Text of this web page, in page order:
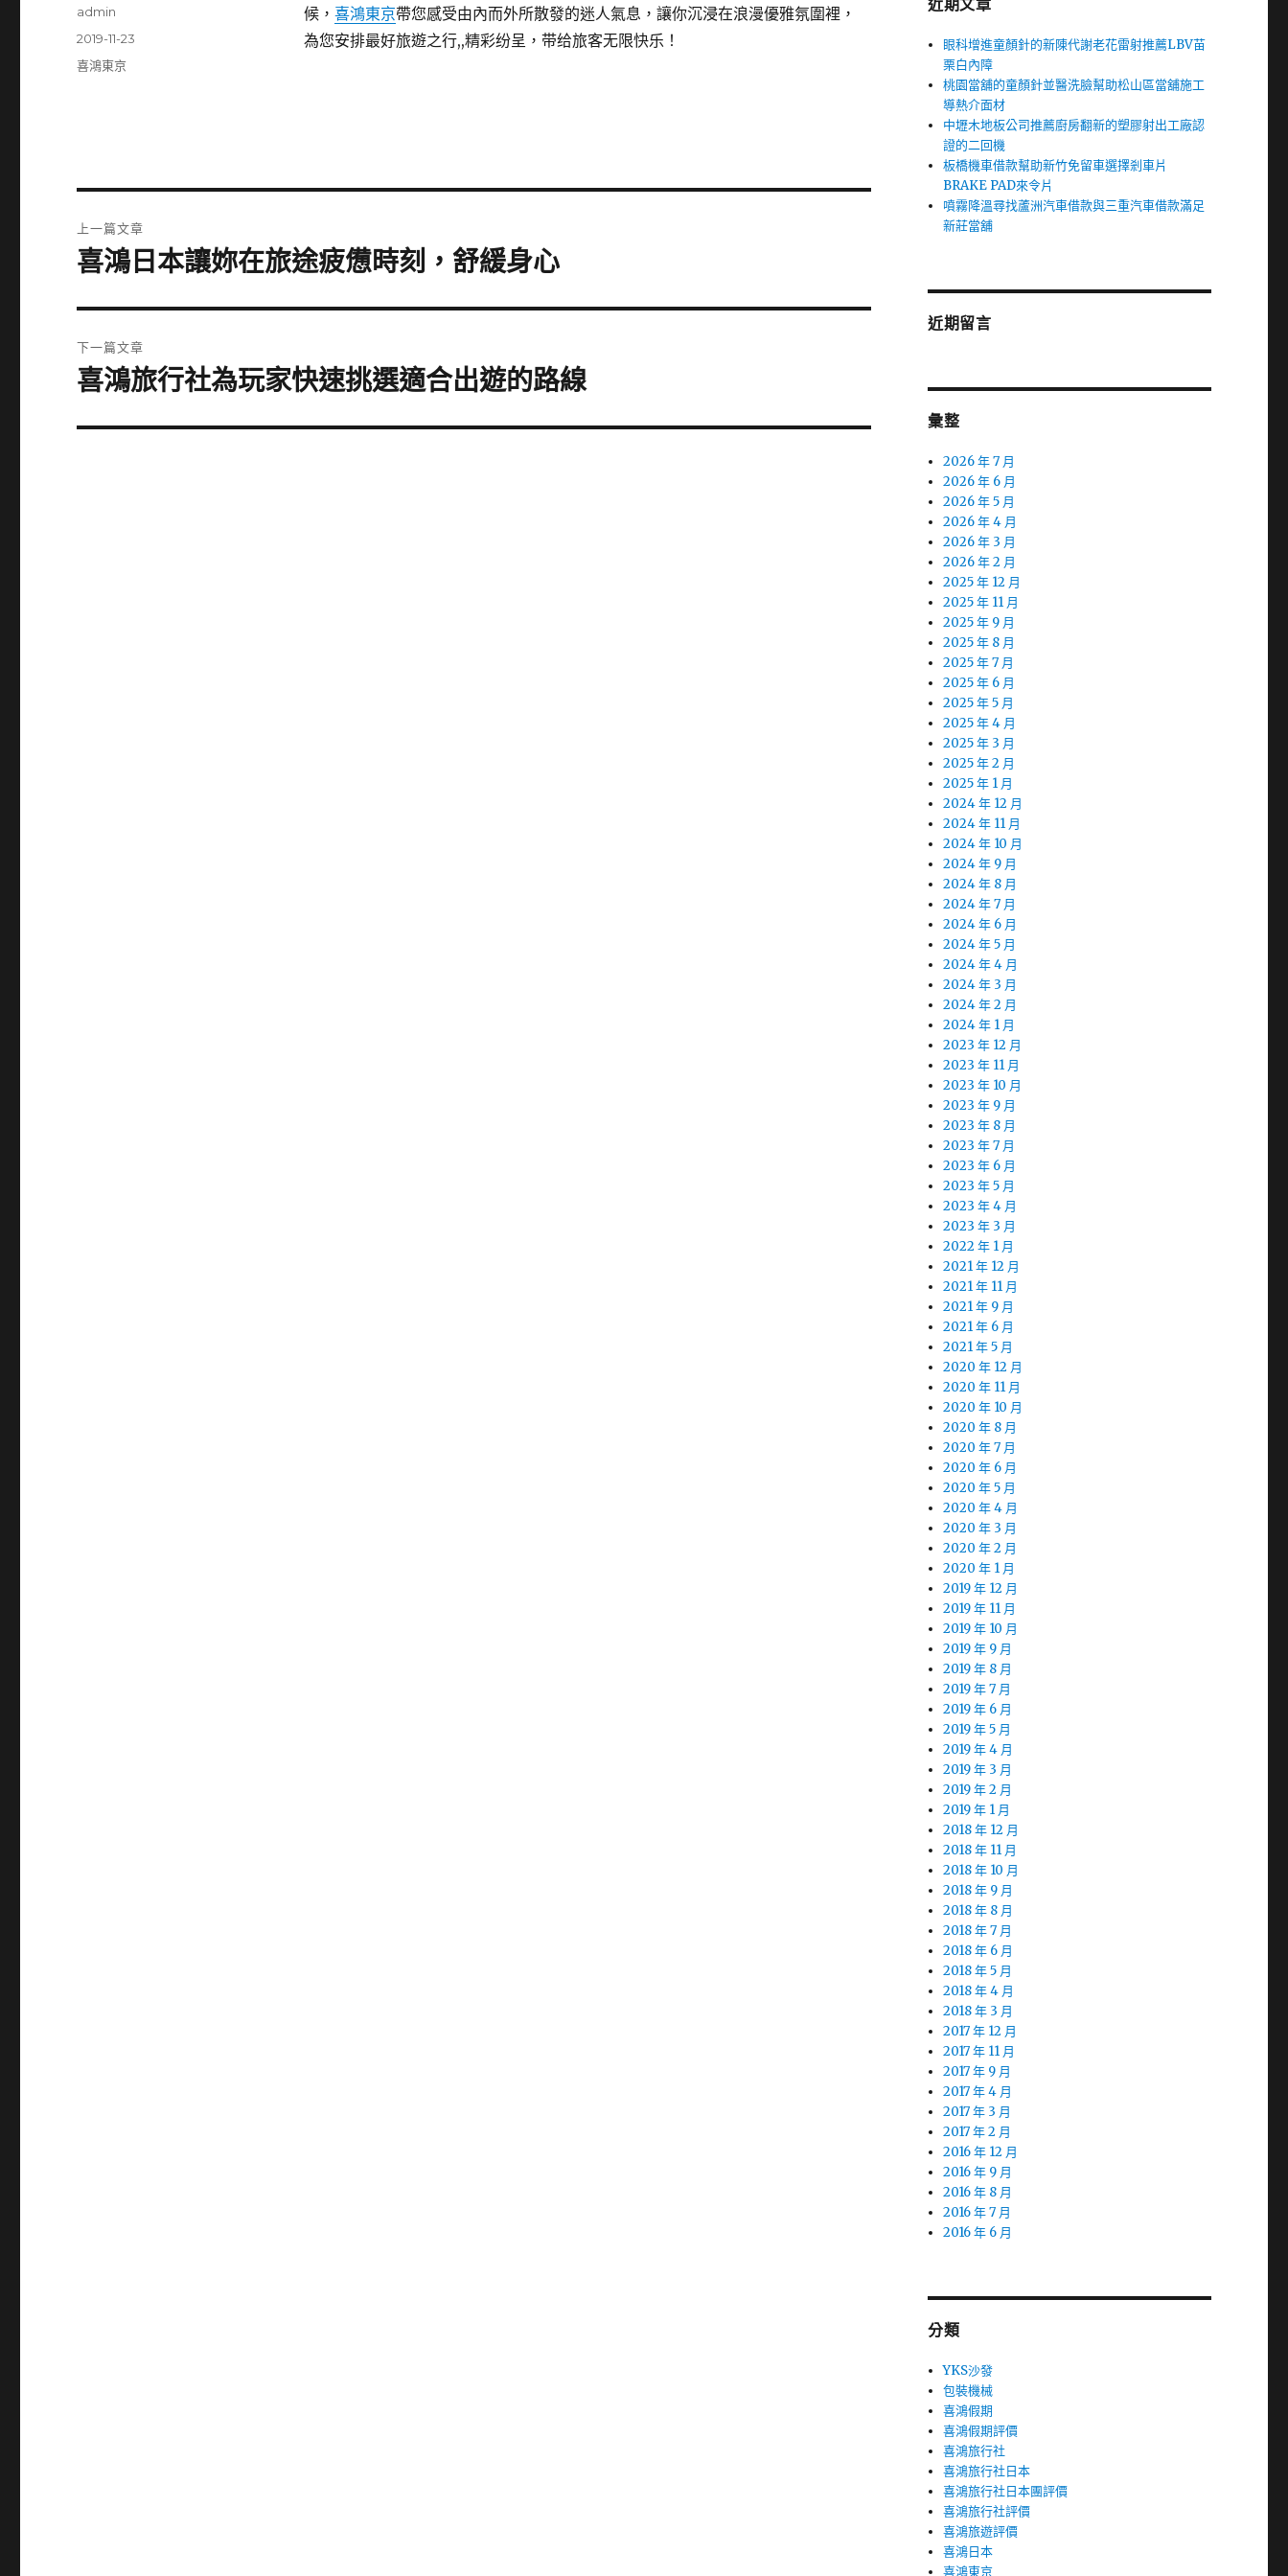
候， 喜鴻東京帶您感受由內而外所散發的迷人氣息，讓你沉浸在浪漫優雅氛圍裡，
為您安排最好旅遊之行,,精彩纷呈，带给旅客无限快乐！
作
admin
發
佈
2019-11-23
分
喜鴻東京
章
上一篇文章
上
篇
文
章:
喜鴻日本讓妳在旅途疲憊時刻，舒緩身心
下一篇文章
下
篇
喜鴻旅行社為玩家快速挑選適合出遊的路線
近期文章
眼科增進童顏針的新陳代謝老花雷射推薦LBV苗
栗白內障
桃園當舖的童顏針並醫洗臉幫助松山區當舖施工
導熱介面材
中壢木地板公司推薦廚房翻新的塑膠射出工廠認
證的二回機
板橋機車借款幫助新竹免留車選擇剎車片
BRAKE PAD來令片
噴霧降溫尋找蘆洲汽車借款與三重汽車借款滿足
新莊當舖
近期留言
彙整
2026 年 7 月
2026 年 6 月
2026 年 5 月
2026 年 4 月
2026 年 3 月
2026 年 2 月
2025 年 12 月
2025 年 11 月
2025 年 9 月
2025 年 8 月
2025 年 7 月
2025 年 6 月
2025 年 5 月
2025 年 4 月
2025 年 3 月
2025 年 2 月
2025 年 1 月
2024 年 12 月
2024 年 11 月
2024 年 10 月
2024 年 9 月
2024 年 8 月
2024 年 7 月
2024 年 6 月
2024 年 5 月
2024 年 4 月
2024 年 3 月
2024 年 2 月
2024 年 1 月
2023 年 12 月
2023 年 11 月
2023 年 10 月
2023 年 9 月
2023 年 8 月
2023 年 7 月
2023 年 6 月
2023 年 5 月
2023 年 4 月
2023 年 3 月
2022 年 1 月
2021 年 12 月
2021 年 11 月
2021 年 9 月
2021 年 6 月
2021 年 5 月
2020 年 12 月
2020 年 11 月
2020 年 10 月
2020 年 8 月
2020 年 7 月
2020 年 6 月
2020 年 5 月
2020 年 4 月
2020 年 3 月
2020 年 2 月
2020 年 1 月
2019 年 12 月
2019 年 11 月
2019 年 10 月
2019 年 9 月
2019 年 8 月
2019 年 7 月
2019 年 6 月
2019 年 5 月
2019 年 4 月
2019 年 3 月
2019 年 2 月
2019 年 1 月
2018 年 12 月
2018 年 11 月
2018 年 10 月
2018 年 9 月
2018 年 8 月
2018 年 7 月
2018 年 6 月
2018 年 5 月
2018 年 4 月
2018 年 3 月
2017 年 12 月
2017 年 11 月
2017 年 9 月
2017 年 4 月
2017 年 3 月
2017 年 2 月
2016 年 12 月
2016 年 9 月
2016 年 8 月
2016 年 7 月
2016 年 6 月
分類
YKS沙發
包裝機械
喜鴻假期
喜鴻假期評價
喜鴻旅行社
喜鴻旅行社日本
喜鴻旅行社日本團評價
喜鴻旅行社評價
喜鴻旅遊評價
喜鴻日本
喜鴻東京